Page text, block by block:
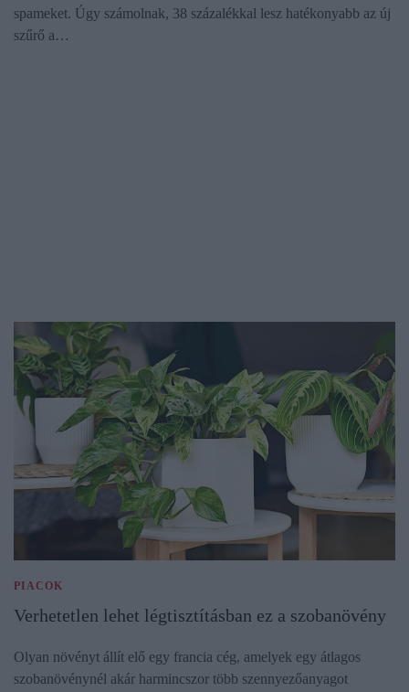
spameket. Úgy számolnak, 38 százalékkal lesz hatékonyabb az új
szűrő a…
PIACOK
Verhetetlen lehet légtisztításban ez a szobanövény
Olyan növényt állít elő egy francia cég, amelyek egy átlagos
szobanövénynél akár harmincszor több szennyezőanyagot